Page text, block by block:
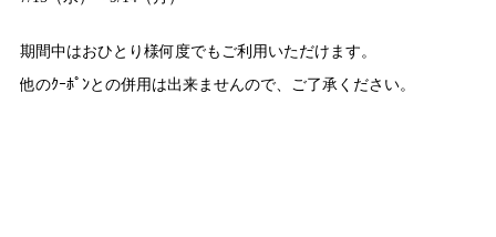
期間中はおひとり様何度でもご利用いただけます。
他のｸｰﾎﾟﾝとの併用は出来ませんので、ご了承ください。